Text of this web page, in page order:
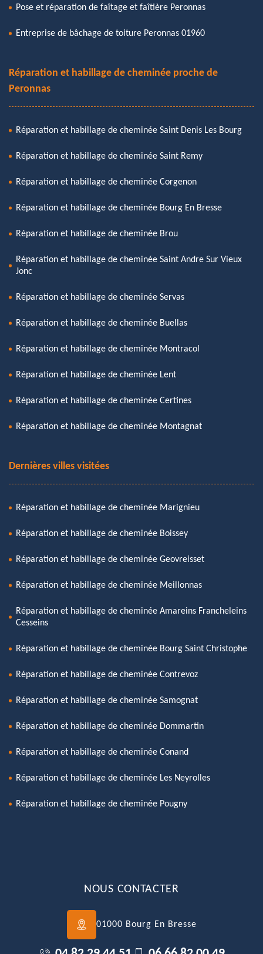
Pose et réparation de faîtage et faîtière Peronnas
Entreprise de bâchage de toiture Peronnas 01960
Réparation et habillage de cheminée proche de
Peronnas
Réparation et habillage de cheminée Saint Denis Les Bourg
Réparation et habillage de cheminée Saint Remy
Réparation et habillage de cheminée Corgenon
Réparation et habillage de cheminée Bourg En Bresse
Réparation et habillage de cheminée Brou
Réparation et habillage de cheminée Saint Andre Sur Vieux
Jonc
Réparation et habillage de cheminée Servas
Réparation et habillage de cheminée Buellas
Réparation et habillage de cheminée Montracol
Réparation et habillage de cheminée Lent
Réparation et habillage de cheminée Certines
Réparation et habillage de cheminée Montagnat
Dernières villes visitées
Réparation et habillage de cheminée Marignieu
Réparation et habillage de cheminée Boissey
Réparation et habillage de cheminée Geovreisset
Réparation et habillage de cheminée Meillonnas
Réparation et habillage de cheminée Amareins Francheleins
Cesseins
Réparation et habillage de cheminée Bourg Saint Christophe
Réparation et habillage de cheminée Contrevoz
Réparation et habillage de cheminée Samognat
Réparation et habillage de cheminée Dommartin
Réparation et habillage de cheminée Conand
Réparation et habillage de cheminée Les Neyrolles
Réparation et habillage de cheminée Pougny
NOUS CONTACTER
01000 Bourg En Bresse